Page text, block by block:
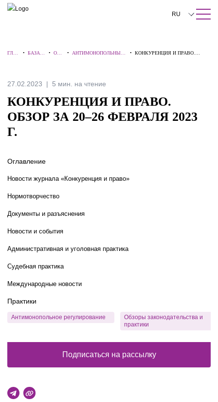
ПОИСК ПО САЙТУ Закрыть
RU
中文
Italiano
ГЛА
• БАЗА
•ОБЗ
• АНТИМОНОПОЛЬНЫЕ
• КОНКУРЕНЦИЯ И ПРАВО.
27.02.2023 5 мин. на чтение
КОНКУРЕНЦИЯ И ПРАВО.
ОБЗОР ЗА 20–26 ФЕВРАЛЯ 2023
Г.
Оглавление
Новости журнала «Конкуренция и право»
Нормотворчество
Документы и разъяснения
Новости и события
Административная и уголовная практика
Судебная практика
Международные новости
Практики
Антимонопольное регулирование
Обзоры законодательства и
практики
Подписаться на рассылку